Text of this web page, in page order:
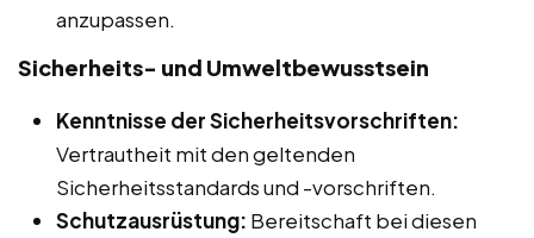
anzupassen.
Sicherheits- und Umweltbewusstsein
Kenntnisse der Sicherheitsvorschriften:
Vertrautheit mit den geltenden
Sicherheitsstandards und -vorschriften.
Schutzausrüstung: Bereitschaft bei diesen